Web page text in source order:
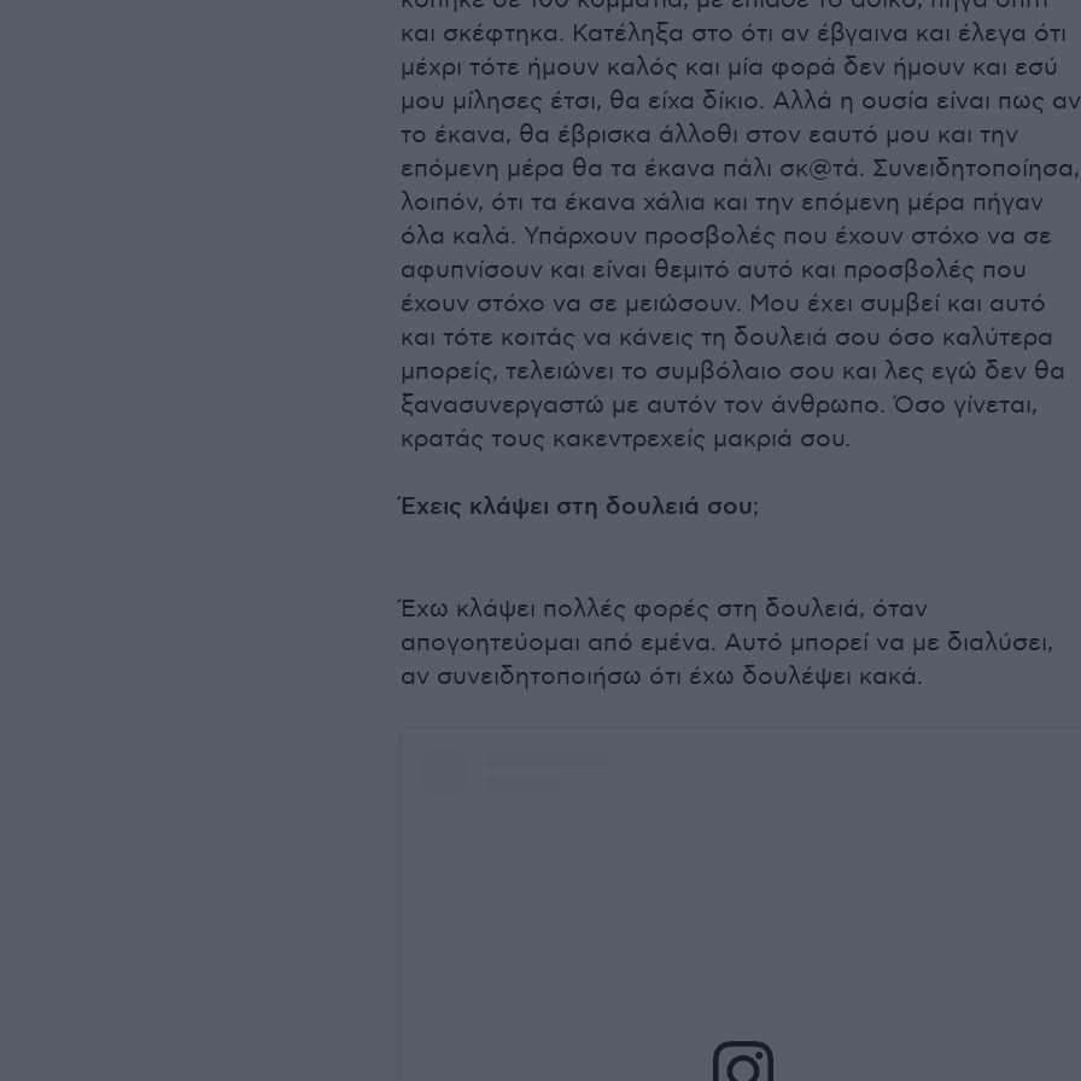
και σκέφτηκα. Κατέληξα στο ότι αν έβγαινα και έλεγα ότι
μέχρι τότε ήμουν καλός και μία φορά δεν ήμουν και εσύ
μου μίλησες έτσι, θα είχα δίκιο. Αλλά η ουσία είναι πως αν
το έκανα, θα έβρισκα άλλοθι στον εαυτό μου και την
επόμενη μέρα θα τα έκανα πάλι σκ@τά. Συνειδητοποίησα,
λοιπόν, ότι τα έκανα χάλια και την επόμενη μέρα πήγαν
όλα καλά. Υπάρχουν προσβολές που έχουν στόχο να σε
αφυπνίσουν και είναι θεμιτό αυτό και προσβολές που
έχουν στόχο να σε μειώσουν. Μου έχει συμβεί και αυτό
και τότε κοιτάς να κάνεις τη δουλειά σου όσο καλύτερα
μπορείς, τελειώνει το συμβόλαιο σου και λες εγώ δεν θα
ξανασυνεργαστώ με αυτόν τον άνθρωπο. Όσο γίνεται,
κρατάς τους κακεντρεχείς μακριά σου.
Έχεις κλάψει στη δουλειά σου;
Έχω κλάψει πολλές φορές στη δουλειά, όταν
απογοητεύομαι από εμένα. Αυτό μπορεί να με διαλύσει,
αν συνειδητοποιήσω ότι έχω δουλέψει κακά.